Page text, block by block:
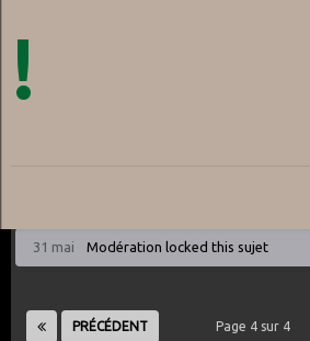
!
31 mai Modération locked this sujet
PRÉCÉDENT Page 4 sur 4